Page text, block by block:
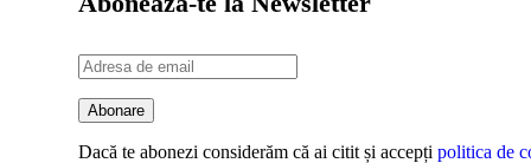
Dacă te abonezi considerăm că ai citit și accepți politica de